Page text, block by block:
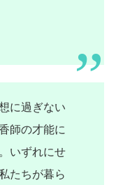
に過ぎない
師の才能に
いずれにせ
たちが暮ら